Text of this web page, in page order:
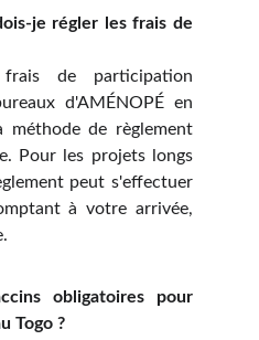
je régler les frais de
de participation
d'AMÉNOPÉ en
méthode de règlement
Pour les projets longs
peut s'effectuer
à votre arrivée,
obligatoires pour
Togo ?